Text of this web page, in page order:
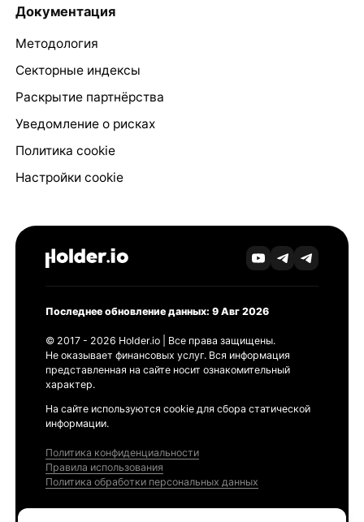
Документация
Методология
Секторные индексы
Раскрытие партнёрства
Уведомление о рисках
Политика cookie
Настройки cookie
Последнее обновление данных: 9 Авг 2026
© 2017 - 2026 Holder.io | Все права защищены.
Не оказывает финансовых услуг. Вся информация
представленная на сайте носит ознакомительный
характер.
На сайте используются cookie для сбора статической
информации.
Политика конфиденциальности
Правила использования
Политика обработки персональных данных